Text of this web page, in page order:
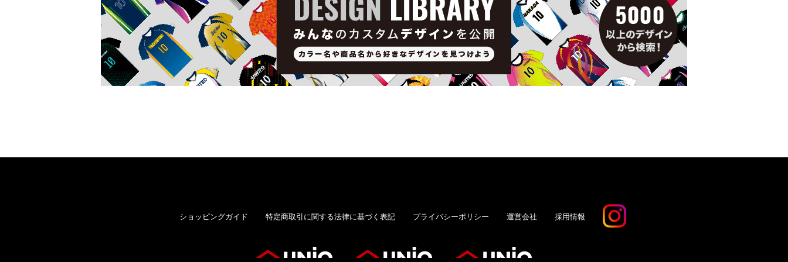
ショッピングガイド 特定商取引に関する法律に基づく表記 プライバシーポリシー 運営会社 採用情報